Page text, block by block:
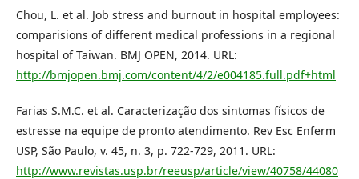
Chou, L. et al. Job stress and burnout in hospital employees:
comparisions of different medical professions in a regional
hospital of Taiwan. BMJ OPEN, 2014. URL:
http://bmjopen.bmj.com/content/4/2/e004185.full.pdf+html
Farias S.M.C. et al. Caracterização dos sintomas físicos de
estresse na equipe de pronto atendimento. Rev Esc Enferm
USP, São Paulo, v. 45, n. 3, p. 722-729, 2011. URL:
http://www.revistas.usp.br/reeusp/article/view/40758/44080